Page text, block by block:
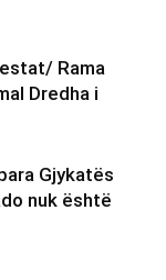
Rama
Dredha i
Gjykatës
nuk është